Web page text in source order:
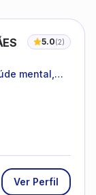
5.0(2)
mental,
Ver Perfil